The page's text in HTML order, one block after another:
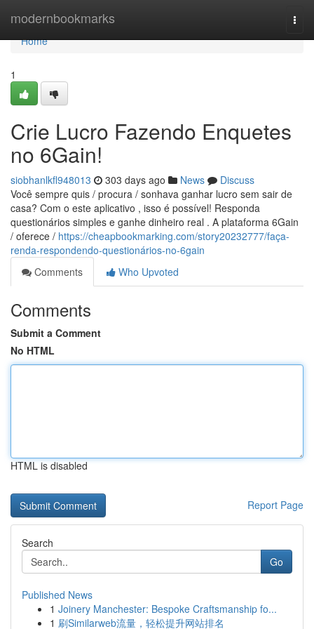
modernbookmarks
Home
Home
1
Crie Lucro Fazendo Enquetes
no 6Gain!
siobhanlkfl948013 303 days ago News
Discuss
Você sempre quis / procura / sonhava ganhar lucro sem sair de
casa? Com o este aplicativo , isso é possível! Responda
questionários simples e ganhe dinheiro real . A plataforma 6Gain
/ oferece / https://cheapbookmarking.com/story20232777/faça-
renda-respondendo-questionários-no-6gain
Comments
Who Upvoted
Comments
Submit a Comment
No HTML
HTML is disabled
Report Page
Search
Go
Published News
1 Joinery Manchester: Bespoke Craftsmanship fo...
1 刷Similarweb流量，轻松提升网站排名